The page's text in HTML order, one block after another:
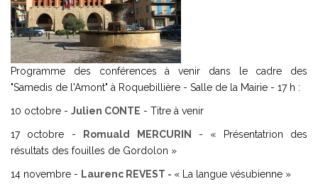
Programme des conférences à venir dans le cadre des
"Samedis de l'Amont" à Roquebillière - Salle de la Mairie - 17 h :
10 octobre - Julien CONTE - Titre à venir
17 octobre - Romuald MERCURIN
- « Présentatrion des
résultats des fouilles de Gordolon »
14 novembre - Laurenc REVEST - « La langue vésubienne »